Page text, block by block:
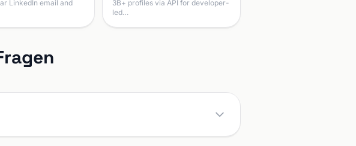
LinkedIn email and
3B+ profiles via API for developer-
led…